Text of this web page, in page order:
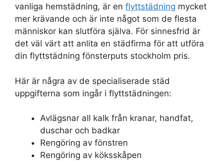
vanliga hemstädning, är en flyttstädning mycket
mer krävande och är inte något som de flesta
människor kan slutföra själva. För sinnesfrid är
det väl värt att anlita en städfirma för att utföra
din flyttstädning fönsterputs stockholm pris.
Här är några av de specialiserade städ
uppgifterna som ingår i flyttstädningen:
Avlägsnar all kalk från kranar, handfat,
duschar och badkar
Rengöring av fönstren
Rengöring av köksskåpen